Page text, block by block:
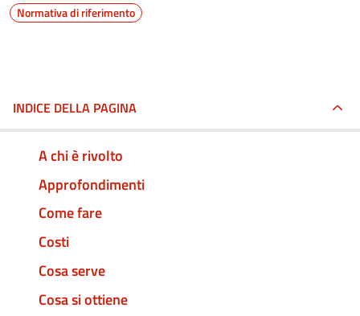
Normativa di riferimento
INDICE DELLA PAGINA
A chi è rivolto
Approfondimenti
Come fare
Costi
Cosa serve
Cosa si ottiene